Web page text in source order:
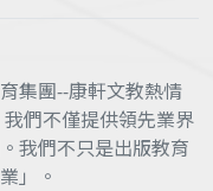
集團--康軒文教熱情
們不僅提供領先業界
我們不只是出版教育
」。